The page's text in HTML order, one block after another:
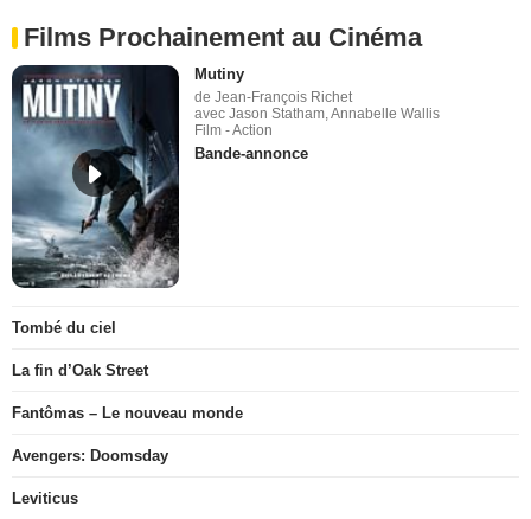
Films Prochainement au Cinéma
Mutiny
de Jean-François Richet
avec Jason Statham, Annabelle Wallis
Film - Action
Bande-annonce
Tombé du ciel
La fin d’Oak Street
Fantômas – Le nouveau monde
Avengers: Doomsday
Leviticus